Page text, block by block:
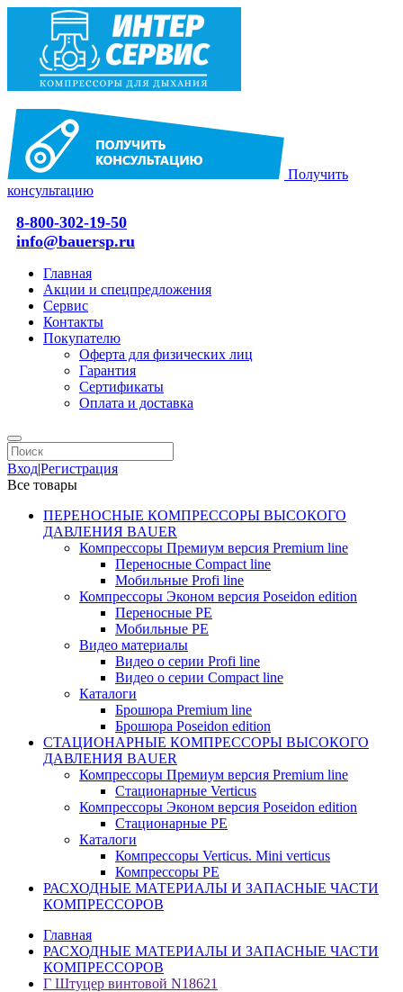
Получить
консультацию
8-800-302-19-50
info@bauersp.ru
Главная
Акции и спецпредложения
Сервис
Контакты
Покупателю
Оферта для физических лиц
Гарантия
Сертификаты
Оплата и доставка
Вход|Регистрация
Все товары
ПЕРЕНОСНЫЕ КОМПРЕССОРЫ ВЫСОКОГО
ДАВЛЕНИЯ BAUER
Компрессоры Премиум версия Premium line
Переносные Compact line
Мобильные Profi line
Компрессоры Эконом версия Poseidon edition
Переносные PE
Мобильные PE
Видео материалы
Видео о серии Profi line
Видео о серии Compact line
Каталоги
Брошюра Premium line
Брошюра Poseidon edition
СТАЦИОНАРНЫЕ КОМПРЕССОРЫ ВЫСОКОГО
ДАВЛЕНИЯ BAUER
Компрессоры Премиум версия Premium line
Стационарные Verticus
Компрессоры Эконом версия Poseidon edition
Стационарные PE
Каталоги
Компрессоры Verticus. Mini verticus
Компрессоры PE
РАСХОДНЫЕ МАТЕРИАЛЫ И ЗАПАСНЫЕ ЧАСТИ
КОМПРЕССОРОВ
Главная
РАСХОДНЫЕ МАТЕРИАЛЫ И ЗАПАСНЫЕ ЧАСТИ
КОМПРЕССОРОВ
Г Штуцер винтовой N18621